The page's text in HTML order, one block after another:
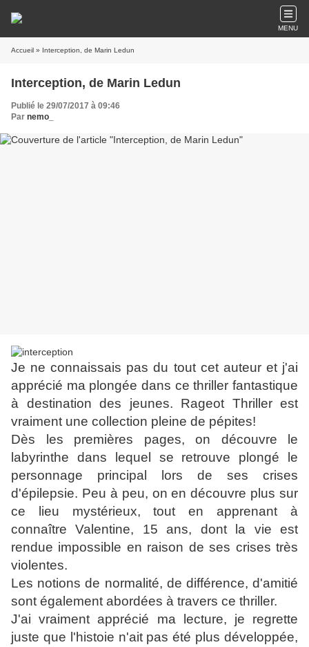
MENU
Accueil » Interception, de Marin Ledun
Interception, de Marin Ledun
Publié le 29/07/2017 à 09:46
Par nemo_
Je ne connaissais pas du tout cet auteur et j'ai
apprécié ma plongée dans ce thriller fantastique
à destination des jeunes. Rageot Thriller est
vraiment une collection pleine de pépites!
Dès les premières pages, on découvre le
labyrinthe dans lequel se retrouve plongé le
personnage principal lors de ses crises
d'épilepsie. Peu à peu, on en découvre plus sur
ce lieu mystérieux, tout en apprenant à
connaître Valentine, 15 ans, dont la vie est
rendue impossible en raison de ses crises très
violentes.
Les notions de normalité, de différence, d'amitié
sont également abordées à travers ce thriller.
J'ai vraiment apprécié ma lecture, je regrette
juste que l'histoie n'ait pas été plus développée,